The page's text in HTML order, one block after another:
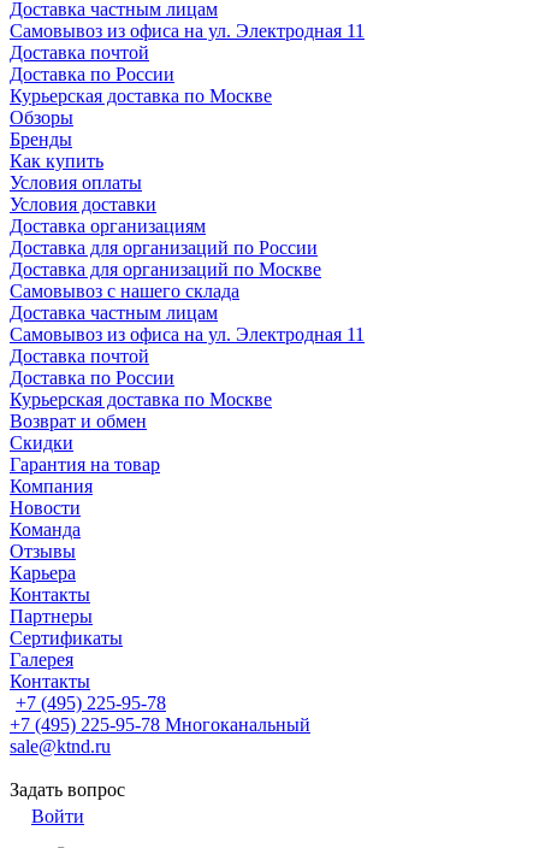
Доставка частным лицам
Самовывоз из офиса на ул. Электродная 11
Доставка почтой
Доставка по России
Курьерская доставка по Москве
Обзоры
Бренды
Как купить
Условия оплаты
Условия доставки
Доставка организациям
Доставка для организаций по России
Доставка для организаций по Москве
Самовывоз с нашего склада
Доставка частным лицам
Самовывоз из офиса на ул. Электродная 11
Доставка почтой
Доставка по России
Курьерская доставка по Москве
Возврат и обмен
Скидки
Гарантия на товар
Компания
Новости
Команда
Отзывы
Карьера
Контакты
Партнеры
Сертификаты
Галерея
Контакты
+7 (495) 225-95-78
+7 (495) 225-95-78 Многоканальный
sale@ktnd.ru
Задать вопрос
Войти